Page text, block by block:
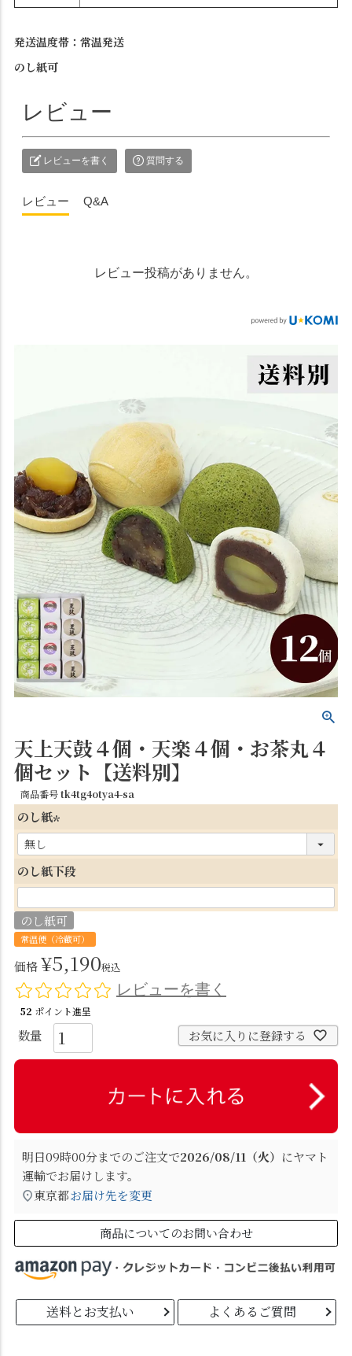
発送温度帯：常温発送
のし紙可
レビュー
レビューを書く 質問する
レビュー Q&A
レビュー投稿がありません。
天上天鼓４個・天楽４個・お茶丸４
個セット【送料別】
商品番号tk4tg4otya4-sa
のし紙
必
須
のし紙下段
のし紙可
常温便（冷蔵可）
価格¥5,190税込
レビューを書く
52 ポイント進呈
お気に入りに登録する
明日09時00分までのご注文で2026/08/11（火） にヤマト
運輸でお届けします。
東京都お届け先を変更
商品についてのお問い合わせ
送料とお支払い よくあるご質問